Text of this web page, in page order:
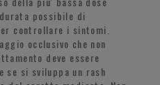
possibile di
controllare i sintomi.
occlusivo che non
deve essere
si sviluppa un rash